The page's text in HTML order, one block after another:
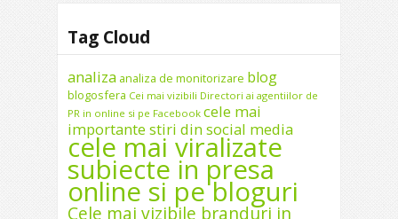
Tag Cloud
analiza analiza de monitorizare blog
blogosfera Cei mai vizibili Directori ai agentiilor de
PR in online si pe Facebook cele mai
importante stiri din social media
cele mai viralizate
subiecte in presa
online si pe bloguri
Cele mai vizibile branduri in